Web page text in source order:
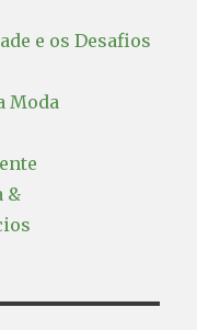
e os Desafios
Moda
&